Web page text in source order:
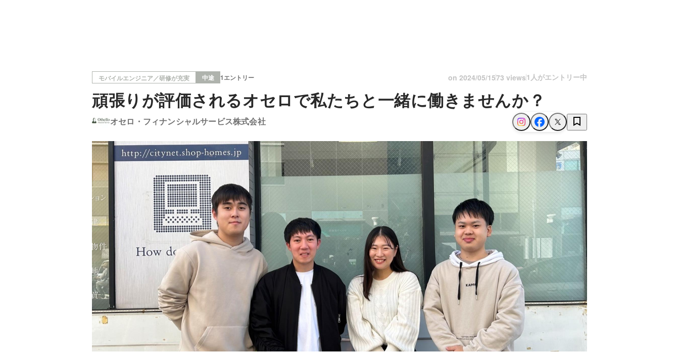
モバイルエンジニア／研修が充実 中途 1エントリー on 2024/05/1573 views1人がエントリー中
頑張りが評価されるオセロで私たちと一緒に働きませんか？
オセロ・フィナンシャルサービス株式会社